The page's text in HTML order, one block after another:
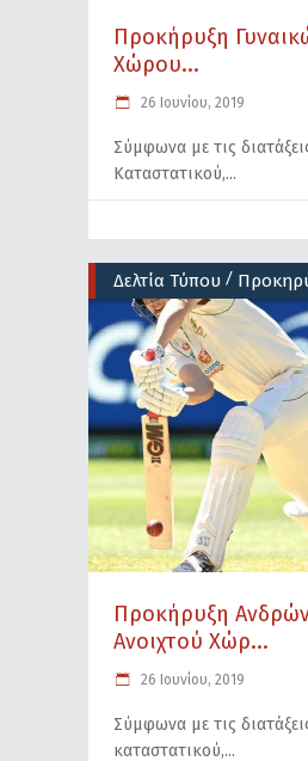
Προκήρυξη
Χώρου...
26 Ιουνίου, 2019
Σύμφωνα με τις
Καταστατικού,
Δελτία Τύπου /
Προκήρυξη
Ανοιχτού Χώρ...
26 Ιουνίου, 2019
Σύμφωνα με τις
καταστατικού,